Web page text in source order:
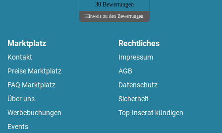
30 Bewertungen
Hinweis zu den Bewertungen
Marktplatz
Kontakt
Preise Marktplatz
FAQ Marktplatz
Über uns
Werbebuchungen
Events
Rechtliches
Impressum
AGB
Datenschutz
Sicherheit
Top-Inserat kündigen